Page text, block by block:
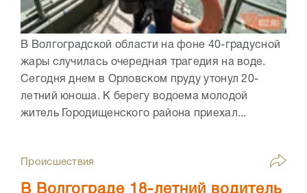
В Волгоградской области на фоне 40-градусной
жары случилась очередная трагедия на воде.
Сегодня днем в Орловском пруду утонул 20-
летний юноша. К берегу водоема молодой
житель Городищенского района приехал...
Происшествия
В Волгограде 18-летний водитель